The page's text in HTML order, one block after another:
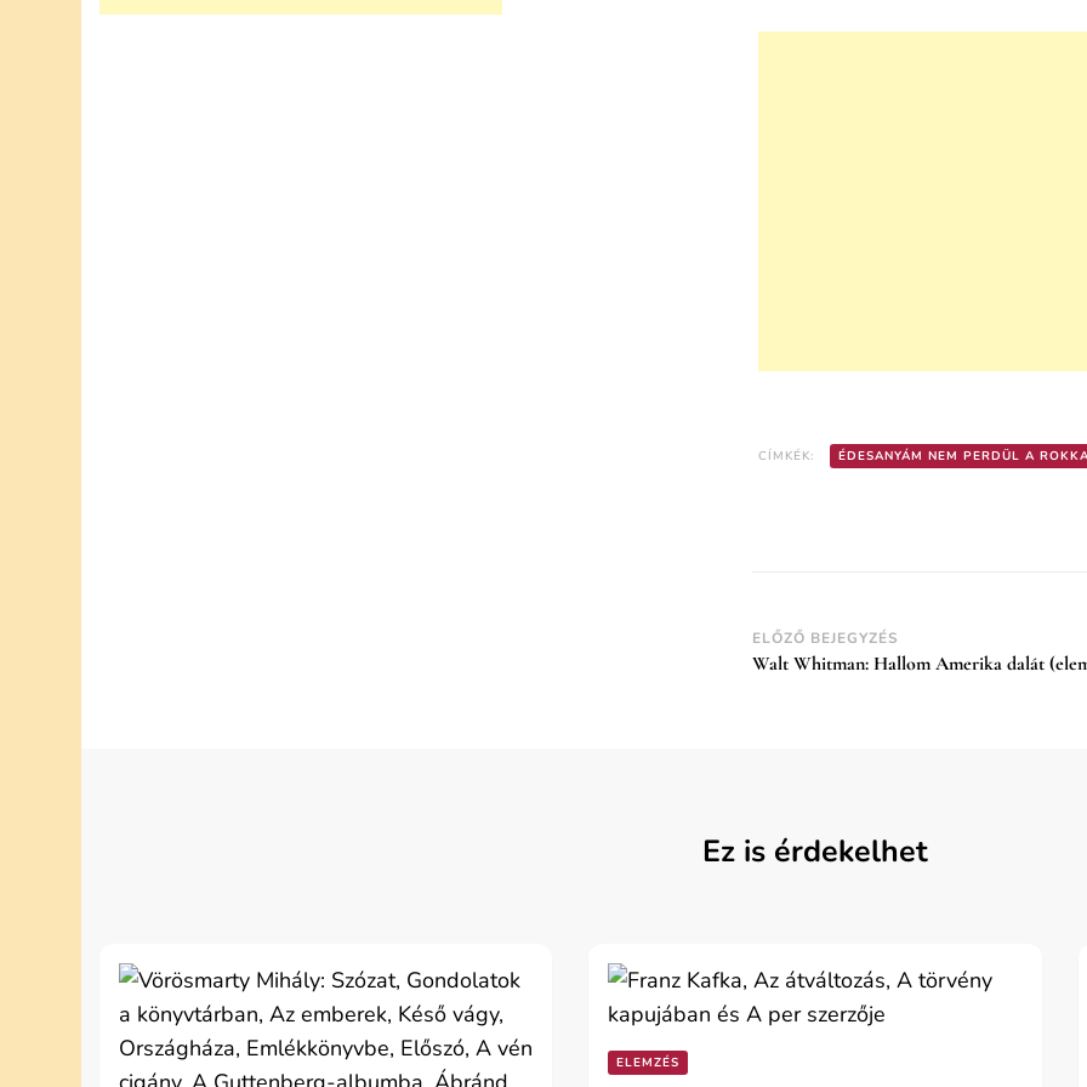
CÍMKÉK: ÉDESANYÁM NEM PERDÜL A ROKKA
Post
ELŐZŐ BEJEGYZÉS
Walt Whitman: Hallom Amerika dalát
Ez is érdekelhet
ELEMZÉS